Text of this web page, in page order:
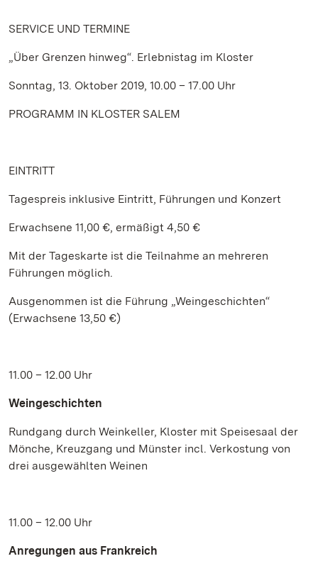
SERVICE UND TERMINE
„Über Grenzen hinweg“. Erlebnistag im Kloster
Sonntag, 13. Oktober 2019, 10.00 – 17.00 Uhr
PROGRAMM IN KLOSTER SALEM
EINTRITT
Tagespreis inklusive Eintritt, Führungen und Konzert
Erwachsene 11,00 €, ermäßigt 4,50 €
Mit der Tageskarte ist die Teilnahme an mehreren
Führungen möglich.
Ausgenommen ist die Führung „Weingeschichten“
(Erwachsene 13,50 €)
11.00 – 12.00 Uhr
Weingeschichten
Rundgang durch Weinkeller, Kloster mit Speisesaal der
Mönche, Kreuzgang und Münster incl. Verkostung von
drei ausgewählten Weinen
11.00 – 12.00 Uhr
Anregungen aus Frankreich